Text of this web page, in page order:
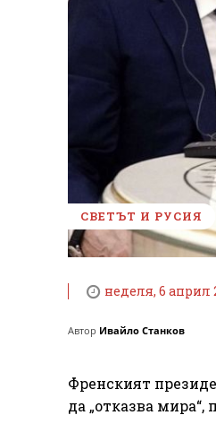
СВЕТЪТ И РУСИЯ
неделя, 6 април
Автор Ивайло Станков
Френският
да „отказва мира“,